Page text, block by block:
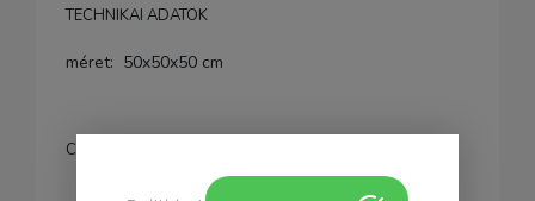
TECHNIKAI ADATOK
méret: 50x50x50 cm
CSOMAG TARTALMA